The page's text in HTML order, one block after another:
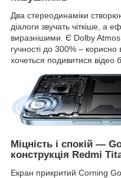
Два стереодинаміки
діалоги звучать чіткіше, а
виразнішими. Є Dolby
гучності до 300% –
хочеться подивитися відео
Міцність і спокій —
конструкція Redmi
Екран прикритий Corning